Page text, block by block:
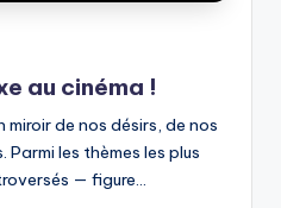
au cinéma !
miroir de nos désirs, de nos
les thèmes les plus
— figure…